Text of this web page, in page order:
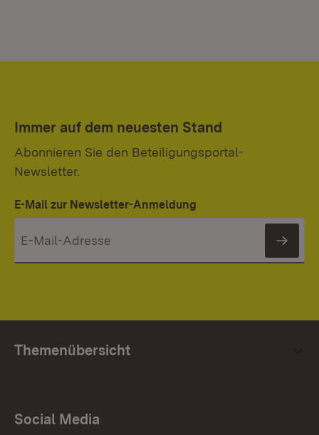
Immer auf dem neuesten Stand
Abonnieren Sie den Beteiligungsportal-
Newsletter.
E-Mail zur Newsletter-Anmeldung
Themenübersicht
Social Media